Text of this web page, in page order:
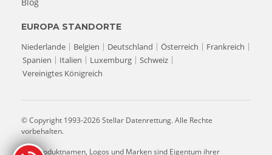
EUROPA STANDORTE
Niederlande
Belgien Deutschland Österreich
Frankreich
Spanien
Italien Luxemburg
Schweiz
Vereinigtes Königreich
© Copyright 1993-2026 Stellar Datenrettung. Alle Rechte
vorbehalten.
Alle Produktnamen, Logos und Marken sind Eigentum ihrer